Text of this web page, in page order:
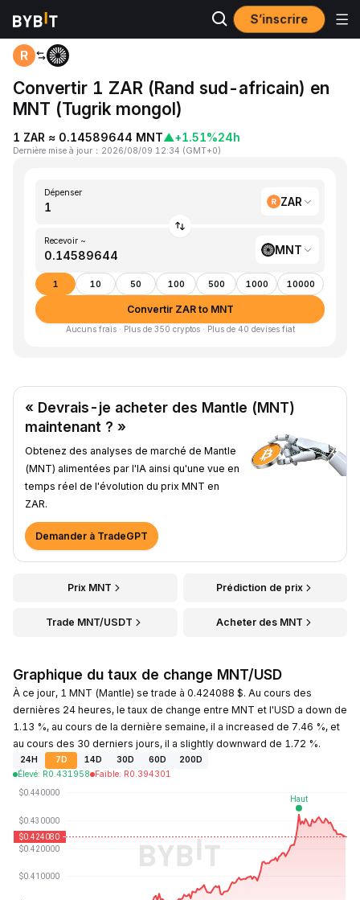
S’inscrire
Accueil
Convertir 1 ZAR (Rand sud-africain) en
MNT (Tugrik mongol)
1 ZAR ≈ 0.14589644 MNT▲+1.51%24h
Dernière mise à jour ： 2026/08/09 12:34 (GMT+0)
Dépenser
ZAR
Recevoir ~
MNT
1 10 50 100 500 1000 10000
Convertir ZAR to MNT
Aucuns frais · Plus de 350 cryptos · Plus de 40 devises fiat
« Devrais-je acheter des Mantle (MNT)
maintenant ? »
Obtenez des analyses de marché de Mantle
(MNT) alimentées par l'IA ainsi qu'une vue en
temps réel de l'évolution du prix MNT en
ZAR.
Demander à TradeGPT
Prix MNT Prédiction de prix
Trade MNT/USDT Acheter des MNT
Graphique du taux de change MNT/USD
À ce jour, 1 MNT (Mantle) se trade à 0.424088 $. Au cours des
dernières 24 heures, le taux de change entre MNT et l'USD a down de
1.13 %, au cours de la dernière semaine, il a increased de 7.46 %, et
au cours des 30 derniers jours, il a slightly downward de 1.72 %.
24H 7D 14D 30D 60D
200D
Élevé: R0.431958 Faible: R0.394301